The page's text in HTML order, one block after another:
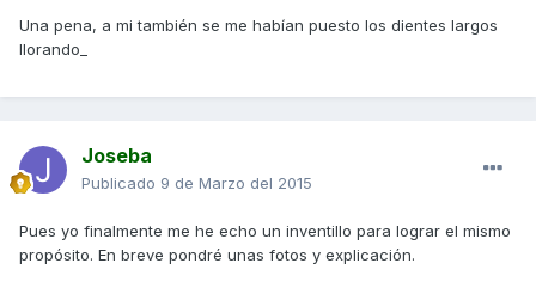
Una pena, a mi también se me habían puesto los dientes largos
llorando_
Joseba
Publicado 9 de Marzo del 2015
Pues yo finalmente me he echo un inventillo para lograr el mismo
propósito. En breve pondré unas fotos y explicación.